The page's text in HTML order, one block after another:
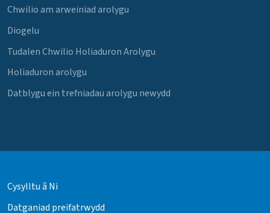
Chwilio am arweiniad arolygu
Diogelu
Tudalen Chwilio Holiaduron Arolygu
Holiaduron arolygu
Datblygu ein trefniadau arolygu newydd
Cysylltu â Ni
Datganiad preifatrwydd